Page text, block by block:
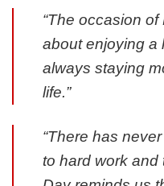
“The occasion
about enjoying a
always staying
life.”
“There has
to hard work